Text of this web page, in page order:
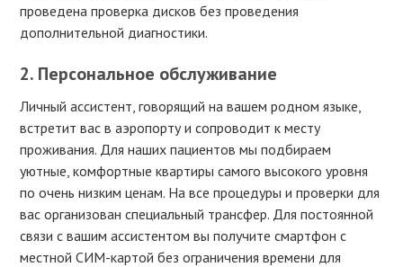
проведена проверка дисков без проведения
дополнительной диагностики.
2. Персональное обслуживание
Личный ассистент, говорящий на вашем родном языке,
встретит вас в аэропорту и сопроводит к месту
проживания. Для наших пациентов мы подбираем
уютные, комфортные квартиры самого высокого уровня
по очень низким ценам. На все процедуры и проверки для
вас организован специальный трансфер. Для постоянной
связи с вашим ассистентом вы получите смартфон с
местной СИМ-картой без ограничения времени для